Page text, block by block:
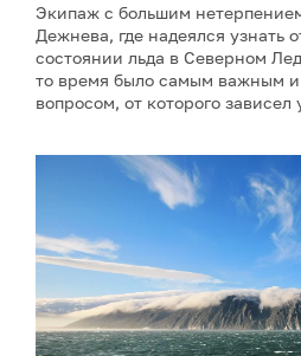
Экипаж с большим
Дежнева, где надеялся узнать
состоянии льда в Северном
то время было самым важным
вопросом, от которого зависел